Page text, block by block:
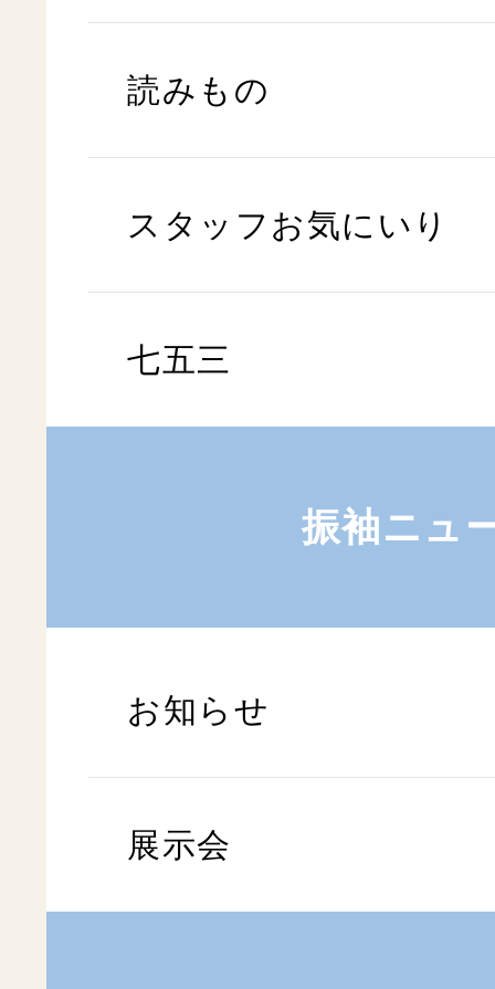
読みもの
スタッフお気にいり
七五三
振袖ニュ
お知らせ
展示会